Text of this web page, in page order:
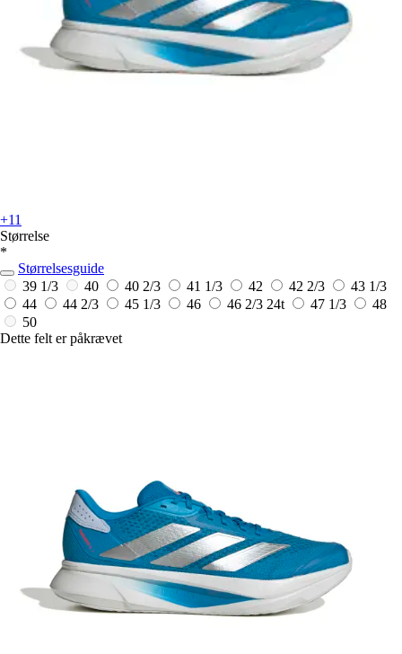
+11
Størrelse
*
Størrelsesguide
39 1/3
40 40 2/3 41 1/3 42 42 2/3
43 1/3
44
44 2/3 45 1/3 46 46 2/3 24t 47 1/3
48
50
Dette felt er påkrævet